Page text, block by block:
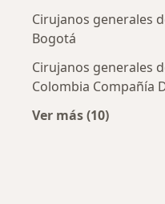
Cirujanos generales
Bogotá
Cirujanos generales
Colombia Compañía
Ver más (10)